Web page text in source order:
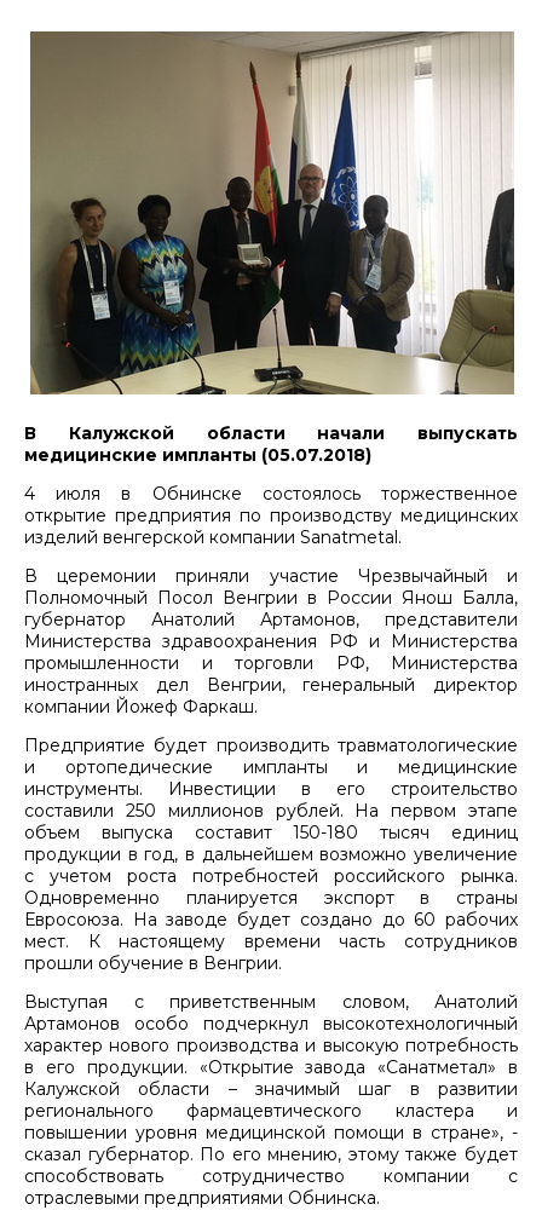
В Калужской области начали выпускать
медицинские импланты (05.07.2018)
4 июля в Обнинске состоялось торжественное
открытие предприятия по производству медицинских
изделий венгерской компании Sanatmetal.
В церемонии приняли участие Чрезвычайный и
Полномочный Посол Венгрии в России Янош Балла,
губернатор Анатолий Артамонов, представители
Министерства здравоохранения РФ и Министерства
промышленности и торговли РФ, Министерства
иностранных дел Венгрии, генеральный директор
компании Йожеф Фаркаш.
Предприятие будет производить травматологические
и ортопедические импланты и медицинские
инструменты. Инвестиции в его строительство
составили 250 миллионов рублей. На первом этапе
объем выпуска составит 150-180 тысяч единиц
продукции в год, в дальнейшем возможно увеличение
с учетом роста потребностей российского рынка.
Одновременно планируется экспорт в страны
Евросоюза. На заводе будет создано до 60 рабочих
мест. К настоящему времени часть сотрудников
прошли обучение в Венгрии.
Выступая с приветственным словом, Анатолий
Артамонов особо подчеркнул высокотехнологичный
характер нового производства и высокую потребность
в его продукции. «Открытие завода «Санатметал» в
Калужской области – значимый шаг в развитии
регионального фармацевтического кластера и
повышении уровня медицинской помощи в стране», -
сказал губернатор. По его мнению, этому также будет
способствовать сотрудничество компании с
отраслевыми предприятиями Обнинска.